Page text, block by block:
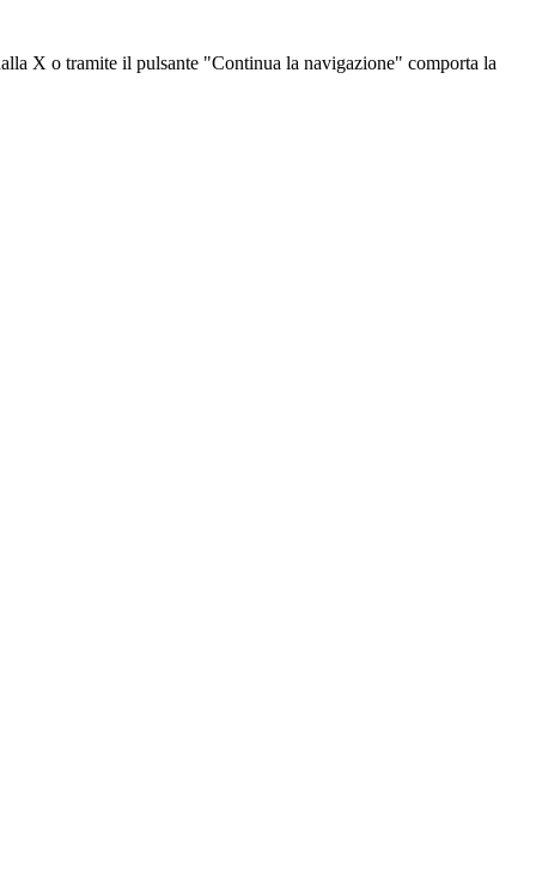
X o tramite il pulsante "Continua la navigazione" comporta la